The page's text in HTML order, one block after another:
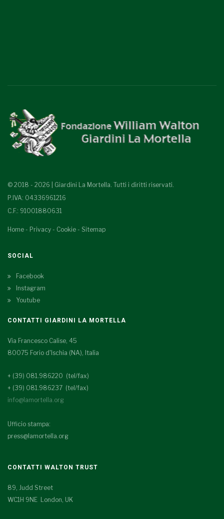
© 2018 - 2026 | Giardini La Mortella. Tutti i diritti riservati.
P.IVA: 04336961216
C.F.: 91001880631
Home - Privacy - Cookie - Sitemap
SOCIAL
Facebook
Instagram
Youtube
CONTATTI GIARDINI LA MORTELLA
Via Francesco Calise, 45
80075 Forio d'Ischia (NA), Italia
+ (39) 081.986220 (tel/fax)
+ (39) 081.986237 (tel/fax)
info@lamortella.org
Ufficio stampa:
press@lamortella.org
CONTATTI WALTON TRUST
89, Judd Street
WC1H 9NE London, UK